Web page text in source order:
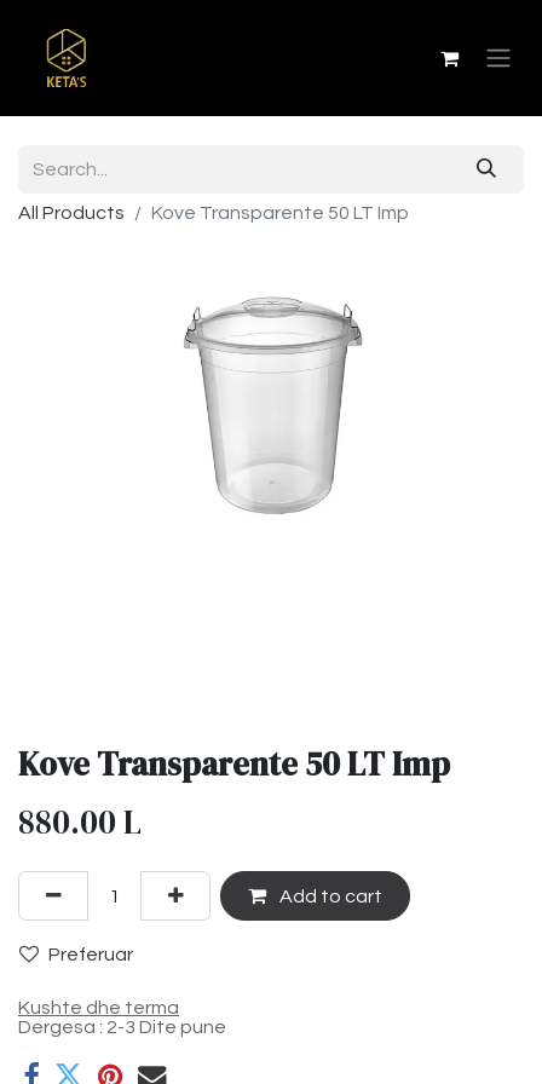
All Products Kove Transparente 50 LT Imp
Kove Transparente 50 LT Imp
880.00L
Add to cart
Preferuar
Kushte dhe terma
Dergesa : 2-3 Dite pune